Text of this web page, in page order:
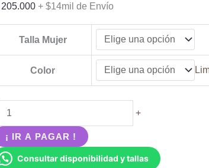
205.000 + $14mil de Envío
Talla Mujer
Color
Vestido
manga
+
¡ IR A PAGAR !
Consultar disponibilidad y tallas